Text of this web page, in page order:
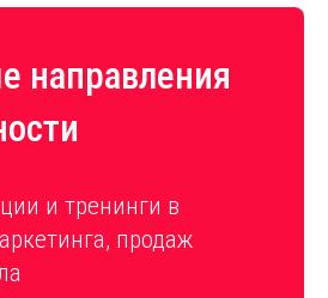
направления
и тренинги в
продаж